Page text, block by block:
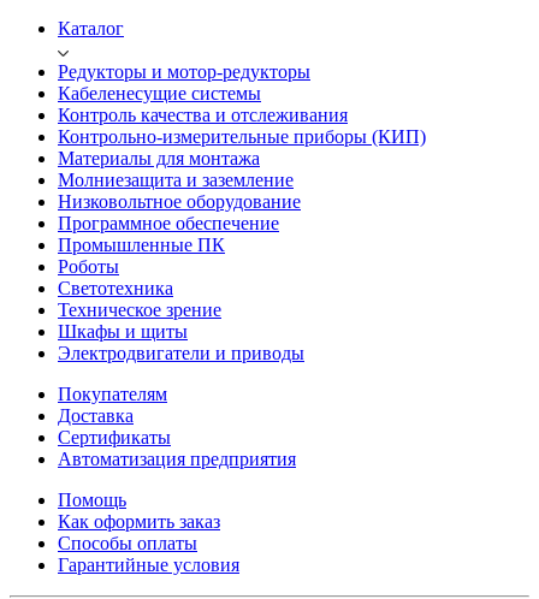
Каталог
Редукторы и мотор-редукторы
Кабеленесущие системы
Контроль качества и отслеживания
Контрольно-измерительные приборы (КИП)
Материалы для монтажа
Молниезащита и заземление
Низковольтное оборудование
Программное обеспечение
Промышленные ПК
Роботы
Светотехника
Техническое зрение
Шкафы и щиты
Электродвигатели и приводы
Покупателям
Доставка
Сертификаты
Автоматизация предприятия
Помощь
Как оформить заказ
Способы оплаты
Гарантийные условия